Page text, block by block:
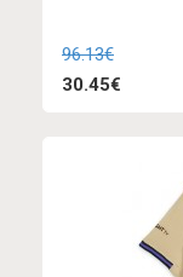
96.13€
30.45€